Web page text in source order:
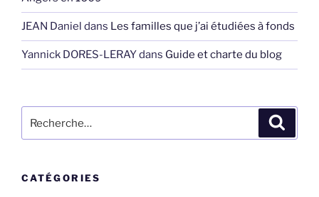
JEAN Daniel dans Les familles que j’ai étudiées à fonds
Yannick DORES-LERAYdans Guide et charte du blog
pour
CATÉGORIES